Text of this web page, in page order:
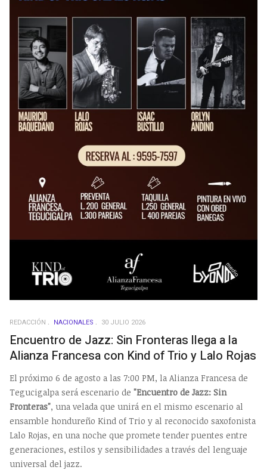
REDACCIÓN NACIONALES 30 JULIO 2026
Encuentro de Jazz: Sin Fronteras llega a la
Alianza Francesa con Kind of Trio y Lalo Rojas
El próximo 6 de agosto a las 7:00 PM, la Alianza Francesa de
Tegucigalpa será escenario de "Encuentro de Jazz: Sin
Fronteras", una velada que unirá en el mismo escenario al
ensamble hondureño Kind of Trio y al reconocido saxofonista
Lalo Rojas, en una noche que promete tender puentes entre
generaciones, estilos y sensibilidades a través del lenguaje
universal del jazz.